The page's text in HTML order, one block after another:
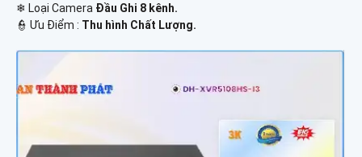
❄ Loại Camera Đầu Ghi 8 kênh.
️👮 Ưu Điểm : Thu hình Chất Lượng.